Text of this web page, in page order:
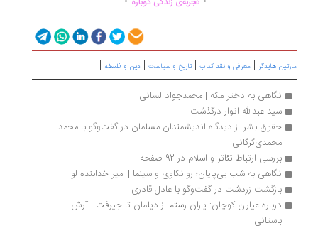
هایدگر| معرفی و نقد کتاب|تاریخ و سیاست |دین و فلسفه|
نگاهی به دختر مکه | محمدجواد لسانی
سید عبدالله انوار درگذشت
حقوق بشر از دیدگاه اندیشمندان مسلمان در گفت‌وگو با محمد
محمدی‌گرگانی
بررسی ارتباط تئاتر و اسلام در 92 صفحه
نگاهی به شب بی‌پایان؛ روانکاوی و سینما | امیر خدابنده لو
بازگشت زردشت در گفت‌وگو با عادل قادری
درباره عیاران کوچان: یاران رستم از دیلمان تا جیرفت | آرش